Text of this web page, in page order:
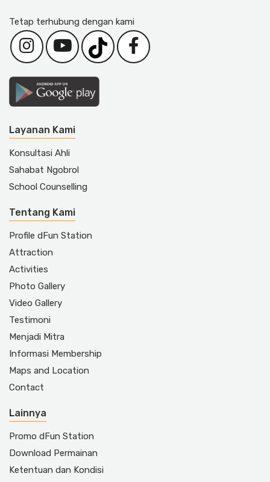
Tetap terhubung dengan kami
Layanan Kami
Konsultasi Ahli
Sahabat Ngobrol
School Counselling
Tentang Kami
Profile dFun Station
Attraction
Activities
Photo Gallery
Video Gallery
Testimoni
Menjadi Mitra
Informasi Membership
Maps and Location
Contact
Lainnya
Promo dFun Station
Download Permainan
Ketentuan dan Kondisi